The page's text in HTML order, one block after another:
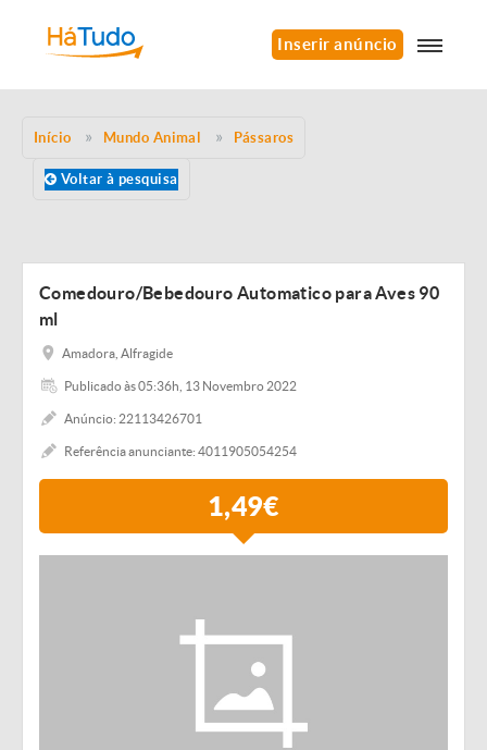
Inserir anúncio
Início Mundo Animal Pássaros
Voltar à pesquisa
Comedouro/Bebedouro Automatico para Aves 90
ml
Amadora, Alfragide
Publicado às 05:36h, 13 Novembro 2022
Anúncio: 22113426701
Referência anunciante: 4011905054254
1,49€